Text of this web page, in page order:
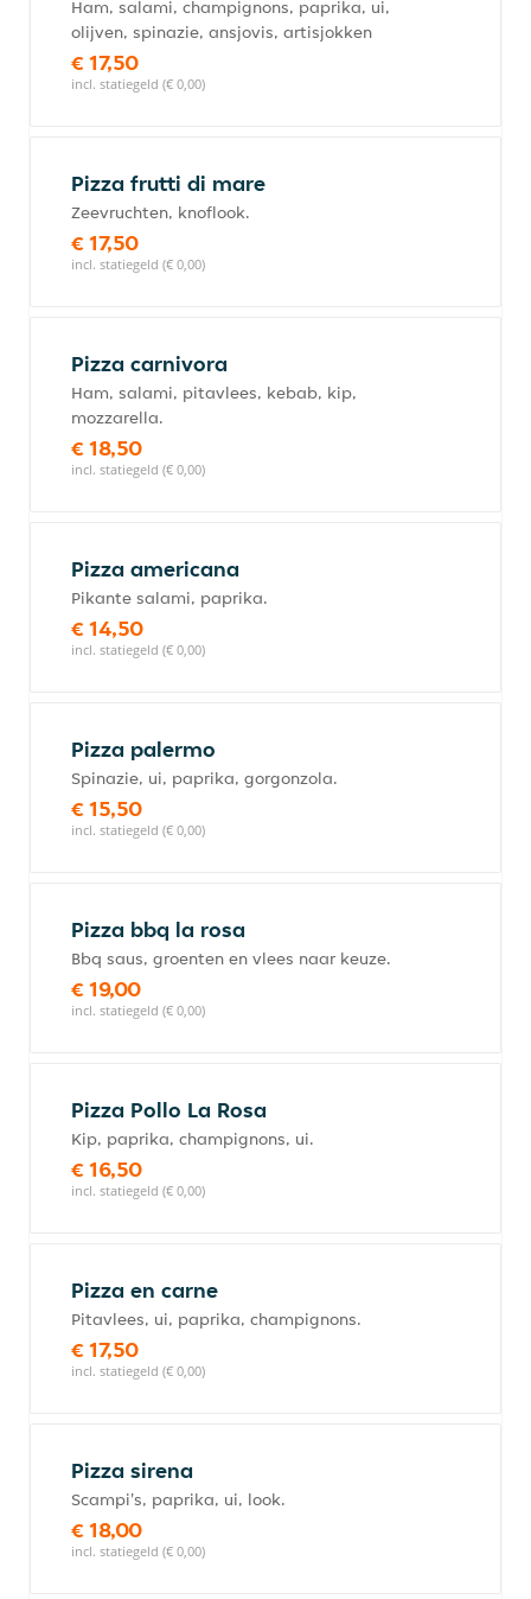
Ham, salami, champignons, paprika, ui,
olijven, spinazie, ansjovis, artisjokken
€ 17,50
incl. statiegeld (€ 0,00)
Pizza frutti di mare
Zeevruchten, knoflook.
€ 17,50
incl. statiegeld (€ 0,00)
Pizza carnivora
Ham, salami, pitavlees, kebab, kip,
mozzarella.
€ 18,50
incl. statiegeld (€ 0,00)
Pizza americana
Pikante salami, paprika.
€ 14,50
incl. statiegeld (€ 0,00)
Pizza palermo
Spinazie, ui, paprika, gorgonzola.
€ 15,50
incl. statiegeld (€ 0,00)
Pizza bbq la rosa
Bbq saus, groenten en vlees naar keuze.
€ 19,00
incl. statiegeld (€ 0,00)
Pizza Pollo La Rosa
Kip, paprika, champignons, ui.
€ 16,50
incl. statiegeld (€ 0,00)
Pizza en carne
Pitavlees, ui, paprika, champignons.
€ 17,50
incl. statiegeld (€ 0,00)
Pizza sirena
Scampi's, paprika, ui, look.
€ 18,00
incl. statiegeld (€ 0,00)